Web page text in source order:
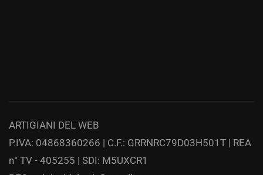
ARTIGIANI DEL WEB
P.IVA: 04868360266 | C.F.: GRRNRC79D03H501T | REA
n° TV - 405255 | SDI: M5UXCR1